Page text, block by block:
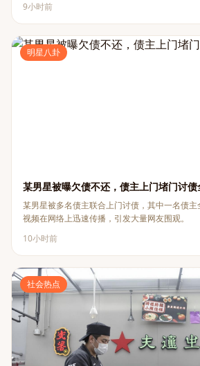
9小时前
明星八卦
某男星被曝欠债不还，债主上门堵门讨
某男星被多名债主联合上门讨债，其中一名债主
视频在网络上迅速传播，引发大量网友围观。
10小时前
社会热点